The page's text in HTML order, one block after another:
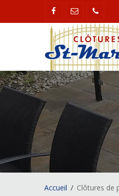
Accueil Clôtures de